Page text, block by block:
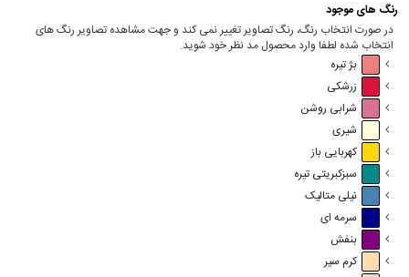
رنگ های موجود
در صورت انتخاب رنگ، رنگ تصاویر تغییر نمی کند و جهت مشاهده تصاویر رنگ های
انتخاب شده لطفا وارد محصول مد نظر خود شوید.
بژ تیره
زرشکی
شرابی روشن
شیری
کهربایی باز
سبزکبریتی تیره
نیلی متالیک
سرمه ای
بنفش
کرم سیر